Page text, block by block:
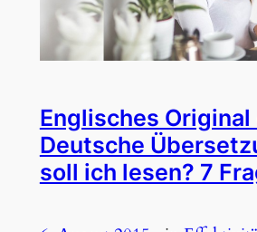
Englisches Original
Deutsche
soll ich lesen? 7